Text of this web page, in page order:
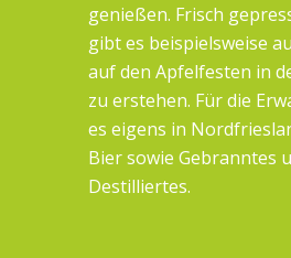
genießen. Frisch
gibt es beispielsweise
auf den Apfelfesten in
zu erstehen. Für die
es eigens in
Bier sowie Gebranntes
Destilliertes.